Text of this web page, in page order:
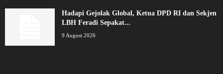
Hadapi Gejolak Global, Ketua DPD RI dan Sekjen
LBH Feradi Sepakat...
9 August 2026